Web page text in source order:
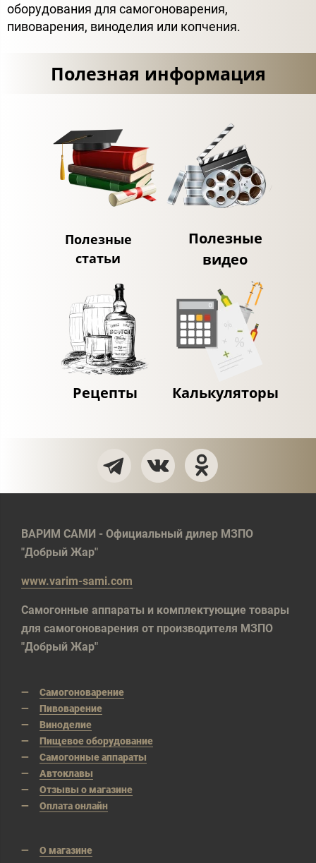
оборудования для самогоноварения,
пивоварения, виноделия или копчения.
Полезная информация
Полезные
статьи
Полезные
видео
Рецепты Калькуляторы
ВАРИМ САМИ - Официальный дилер МЗПО
"Добрый Жар"
www.varim-sami.com
Самогонные аппараты и комплектующие товары
для самогоноварения от производителя МЗПО
"Добрый Жар"
Самогоноварение
Пивоварение
Виноделие
Пищевое оборудование
Самогонные аппараты
Автоклавы
Отзывы о магазине
Оплата онлайн
О магазине